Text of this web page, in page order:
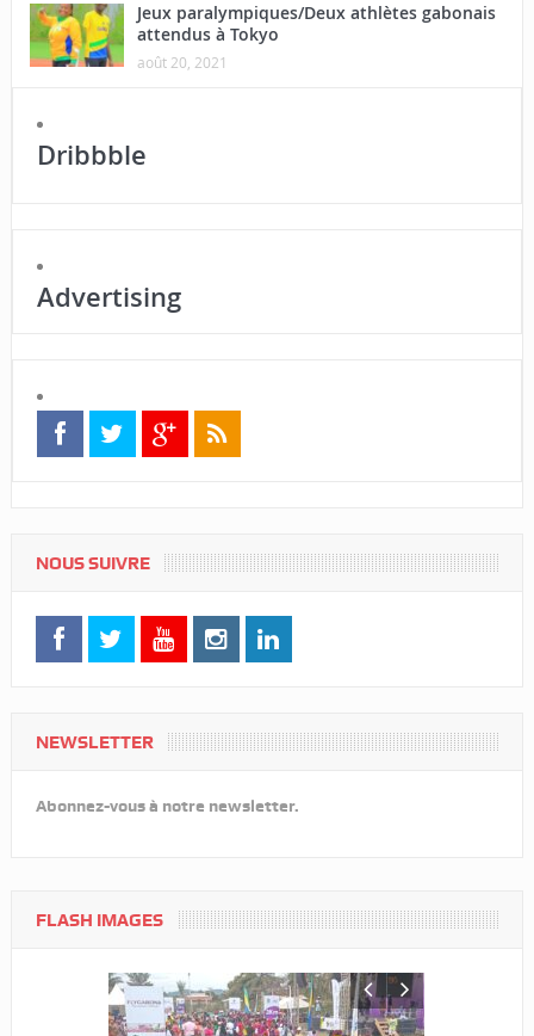
Jeux paralympiques/Deux athlètes gabonais
attendus à Tokyo
août 20, 2021
Dribbble
Advertising
NOUS SUIVRE
NEWSLETTER
Abonnez-vous à notre newsletter.
FLASH IMAGES